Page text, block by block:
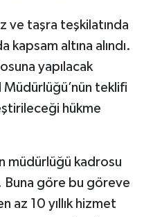
ve taşra teşkilatında
altına alındı.
yapılacak
Müdürlüğü’nün teklifi
hükme
müdürlüğü kadrosu
göre bu göreve
az 10 yıllık hizmet